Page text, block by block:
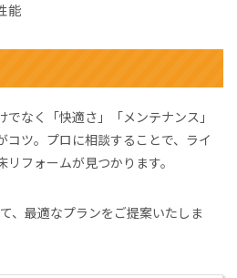
能
なく「快適さ」「メンテナンス」
コツ。プロに相談することで、ライ
フォームが見つかります。
、最適なプランをご提案いたしま